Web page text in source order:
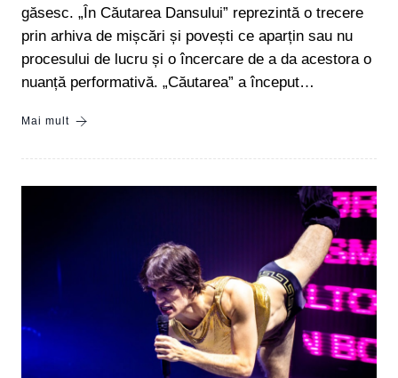
găsesc. „În Căutarea Dansului” reprezintă o trecere
prin arhiva de mișcări și povești ce aparțin sau nu
procesului de lucru și o încercare de a da acestora o
nuanță performativă. „Căutarea” a început…
Mai mult